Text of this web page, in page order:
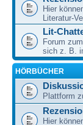
Hier
Literatur-
Lit-
Forum
sich z. B.
HÖRBÜCHER
Plattform
Hier